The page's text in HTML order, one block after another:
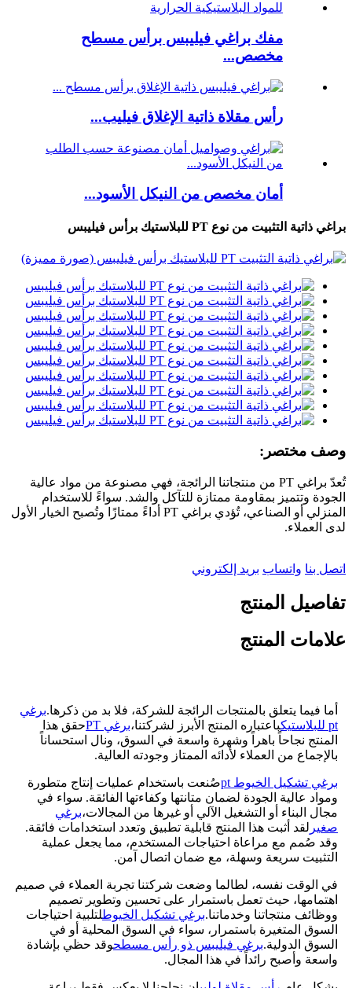
مفك براغي فيليبس برأس مسطح
مخصص...
رأس مقلاة ذاتية الإغلاق فيليب...
أمان مخصص من النيكل الأسود...
براغي ذاتية التثبيت من نوع PT للبلاستيك برأس فيليبس
وصف مختصر:
تُعدّ براغي PT من منتجاتنا الرائجة، فهي مصنوعة من مواد عالية
الجودة وتتميز بمقاومة ممتازة للتآكل والشد. سواءً للاستخدام
المنزلي أو الصناعي، تُؤدي براغي PT أداءً ممتازًا وتُصبح الخيار الأول
لدى العملاء.
اتصل بنا واتساب بريد إلكتروني
تفاصيل المنتج
علامات المنتج
أما فيما يتعلق بالمنتجات الرائجة للشركة، فلا بد من ذكرها.برغي
pt للبلاستيك
باعتباره المنتج الأبرز لشركتنا،برغي PT
حقق هذا
المنتج نجاحاً باهراً وشهرة واسعة في السوق، ونال استحساناً
بالإجماع من العملاء لأدائه الممتاز وجودته العالية.
برغي تشكيل الخيوط pt
صُنعت باستخدام عمليات إنتاج متطورة
ومواد عالية الجودة لضمان متانتها وكفاءتها الفائقة. سواء في
مجال البناء أو التشغيل الآلي أو غيرها من المجالات،برغي
صغير لقد أثبت هذا المنتج قابلية تطبيق وتعدد استخدامات فائقة.
وقد صُمم مع مراعاة احتياجات المستخدم، مما يجعل عملية
التثبيت سريعة وسهلة، مع ضمان اتصال آمن.
في الوقت نفسه، لطالما وضعت شركتنا تجربة العملاء في صميم
اهتمامها، حيث تعمل باستمرار على تحسين وتطوير تصميم
ووظائف منتجاتنا وخدماتنا.برغي تشكيل الخيوطلتلبية احتياجات
السوق المتغيرة باستمرار، سواء في السوق المحلية أو في
السوق الدولية.برغي فيليبس ذو رأس مسطحوقد حظي بإشادة
واسعة وأصبح رائداً في هذا المجال.